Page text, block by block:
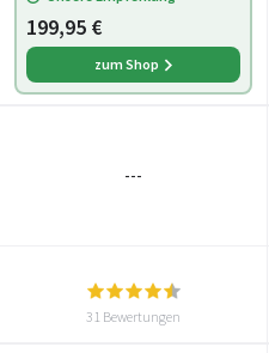
199,95 €
zum Shop
---
31 Bewertungen